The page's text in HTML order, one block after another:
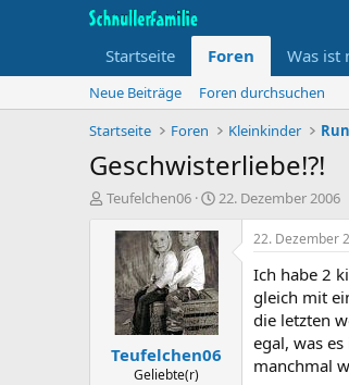
Startseite Foren Was ist
Neue Beiträge
Foren durchsuchen
Startseite
Foren Kleinkinder
Geschwisterliebe!?!
T
m
a
Teufelchen06
B
g
i
n
n
d
a
t
22. Dezember 2006
Teufelchen06
Geliebte(r)
22. Dezember
Ich habe 2
gleich mit
die letzten
egal, was
manchmal